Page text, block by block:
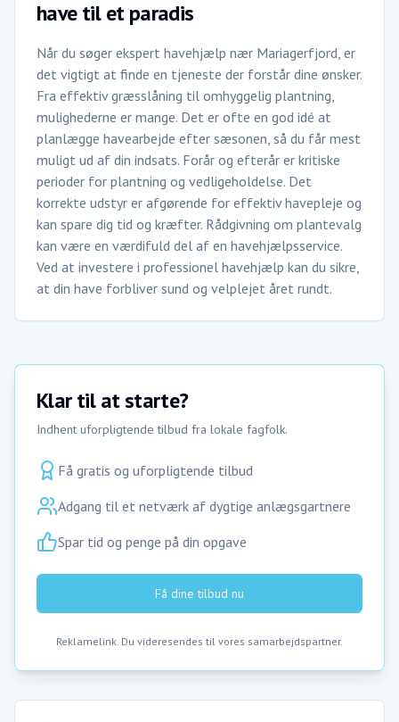
have til et paradis
Når du søger ekspert havehjælp nær Mariagerfjord, er
det vigtigt at finde en tjeneste der forstår dine ønsker.
Fra effektiv græsslåning til omhyggelig plantning,
mulighederne er mange. Det er ofte en god idé at
planlægge havearbejde efter sæsonen, så du får mest
muligt ud af din indsats. Forår og efterår er kritiske
perioder for plantning og vedligeholdelse. Det
korrekte udstyr er afgørende for effektiv havepleje og
kan spare dig tid og kræfter. Rådgivning om plantevalg
kan være en værdifuld del af en havehjælpsservice.
Ved at investere i professionel havehjælp kan du sikre,
at din have forbliver sund og velplejet året rundt.
Klar til at starte?
Indhent uforpligtende tilbud fra lokale fagfolk.
Få gratis og uforpligtende tilbud
Adgang til et netværk af dygtige anlægsgartnere
Spar tid og penge på din opgave
Få dine tilbud nu
Reklamelink. Du videresendes til vores samarbejdspartner.